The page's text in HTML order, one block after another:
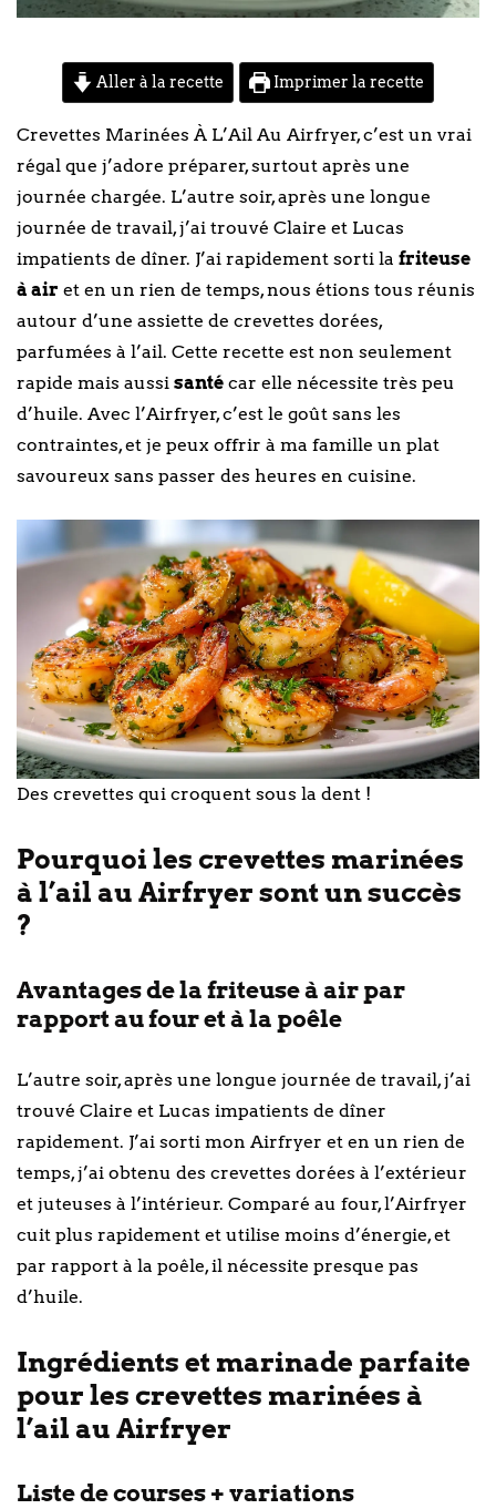
Aller à la recette Imprimer la recette
Crevettes Marinées À L’Ail Au Airfryer, c’est un vrai
régal que j’adore préparer, surtout après une
journée chargée. L’autre soir, après une longue
journée de travail, j’ai trouvé Claire et Lucas
impatients de dîner. J’ai rapidement sorti la friteuse
à air et en un rien de temps, nous étions tous réunis
autour d’une assiette de crevettes dorées,
parfumées à l’ail. Cette recette est non seulement
rapide mais aussi santé car elle nécessite très peu
d’huile. Avec l’Airfryer, c’est le goût sans les
contraintes, et je peux offrir à ma famille un plat
savoureux sans passer des heures en cuisine.
Des crevettes qui croquent sous la dent !
Pourquoi les crevettes marinées
à l’ail au Airfryer sont un succès
?
Avantages de la friteuse à air par
rapport au four et à la poêle
L’autre soir, après une longue journée de travail, j’ai
trouvé Claire et Lucas impatients de dîner
rapidement. J’ai sorti mon Airfryer et en un rien de
temps, j’ai obtenu des crevettes dorées à l’extérieur
et juteuses à l’intérieur. Comparé au four, l’Airfryer
cuit plus rapidement et utilise moins d’énergie, et
par rapport à la poêle, il nécessite presque pas
d’huile.
Ingrédients et marinade parfaite
pour les crevettes marinées à
l’ail au Airfryer
Liste de courses + variations